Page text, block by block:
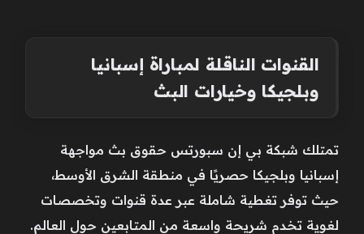
القنوات الناقلة لمباراة إسبانيا
وبلجيكا وخيارات البث
تمتلك شبكة بي إن سبورتس حقوق بث مواجهة
إسبانيا وبلجيكا حصريًا في منطقة الشرق الأوسط،
حيث توفر تغطية شاملة عبر عدة قنوات وتخصصات
لغوية تخدم شريحة واسعة من المتابعين حول العالم.